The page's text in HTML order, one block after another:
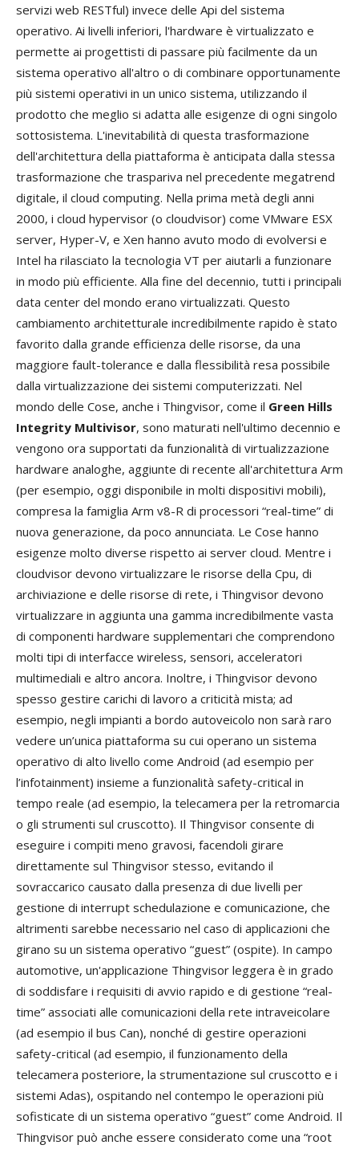
servizi web RESTful) invece delle Api del sistema
operativo. Ai livelli inferiori, l'hardware è virtualizzato e
permette ai progettisti di passare più facilmente da un
sistema operativo all'altro o di combinare opportunamente
più sistemi operativi in un unico sistema, utilizzando il
prodotto che meglio si adatta alle esigenze di ogni singolo
sottosistema. L'inevitabilità di questa trasformazione
dell'architettura della piattaforma è anticipata dalla stessa
trasformazione che traspariva nel precedente megatrend
digitale, il cloud computing. Nella prima metà degli anni
2000, i cloud hypervisor (o cloudvisor) come VMware ESX
server, Hyper-V, e Xen hanno avuto modo di evolversi e
Intel ha rilasciato la tecnologia VT per aiutarli a funzionare
in modo più efficiente. Alla fine del decennio, tutti i principali
data center del mondo erano virtualizzati. Questo
cambiamento architetturale incredibilmente rapido è stato
favorito dalla grande efficienza delle risorse, da una
maggiore fault-tolerance e dalla flessibilità resa possibile
dalla virtualizzazione dei sistemi computerizzati. Nel
mondo delle Cose, anche i Thingvisor, come il Green Hills
Integrity Multivisor, sono maturati nell'ultimo decennio e
vengono ora supportati da funzionalità di virtualizzazione
hardware analoghe, aggiunte di recente all'architettura Arm
(per esempio, oggi disponibile in molti dispositivi mobili),
compresa la famiglia Arm v8-R di processori “real-time” di
nuova generazione, da poco annunciata. Le Cose hanno
esigenze molto diverse rispetto ai server cloud. Mentre i
cloudvisor devono virtualizzare le risorse della Cpu, di
archiviazione e delle risorse di rete, i Thingvisor devono
virtualizzare in aggiunta una gamma incredibilmente vasta
di componenti hardware supplementari che comprendono
molti tipi di interfacce wireless, sensori, acceleratori
multimediali e altro ancora. Inoltre, i Thingvisor devono
spesso gestire carichi di lavoro a criticità mista; ad
esempio, negli impianti a bordo autoveicolo non sarà raro
vedere un’unica piattaforma su cui operano un sistema
operativo di alto livello come Android (ad esempio per
l’infotainment) insieme a funzionalità safety-critical in
tempo reale (ad esempio, la telecamera per la retromarcia
o gli strumenti sul cruscotto). Il Thingvisor consente di
eseguire i compiti meno gravosi, facendoli girare
direttamente sul Thingvisor stesso, evitando il
sovraccarico causato dalla presenza di due livelli per
gestione di interrupt schedulazione e comunicazione, che
altrimenti sarebbe necessario nel caso di applicazioni che
girano su un sistema operativo “guest” (ospite). In campo
automotive, un'applicazione Thingvisor leggera è in grado
di soddisfare i requisiti di avvio rapido e di gestione “real-
time” associati alle comunicazioni della rete intraveicolare
(ad esempio il bus Can), nonché di gestire operazioni
safety-critical (ad esempio, il funzionamento della
telecamera posteriore, la strumentazione sul cruscotto e i
sistemi Adas), ospitando nel contempo le operazioni più
sofisticate di un sistema operativo “guest” come Android. Il
Thingvisor può anche essere considerato come una “root